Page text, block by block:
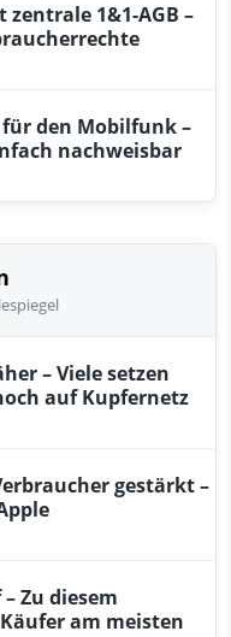
zentrale 1&1-AGB –
für den Mobilfunk –
nachweisbar
– Viele setzen
auf Kupfernetz
gestärkt –
Zu diesem
am meisten